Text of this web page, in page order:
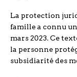
La protection
famille a connu
mars 2023. Ce
la personne
subsidiarité des